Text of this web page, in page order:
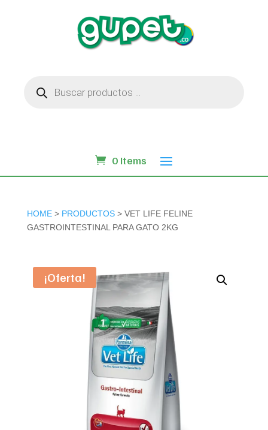
productos
0 Items
HOME> PRODUCTOS> VET LIFE FELINE
GASTROINTESTINAL PARA GATO 2KG
¡Oferta!